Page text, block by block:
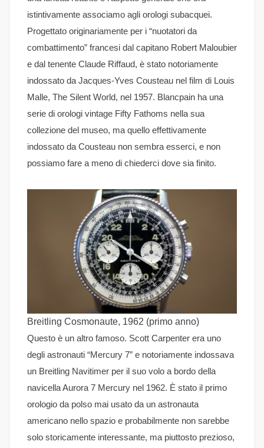
istintivamente associamo agli orologi subacquei.
Progettato originariamente per i “nuotatori da
combattimento” francesi dal capitano Robert Maloubier
e dal tenente Claude Riffaud, è stato notoriamente
indossato da Jacques-Yves Cousteau nel film di Louis
Malle, The Silent World, nel 1957. Blancpain ha una
serie di orologi vintage Fifty Fathoms nella sua
collezione del museo, ma quello effettivamente
indossato da Cousteau non sembra esserci, e non
possiamo fare a meno di chiederci dove sia finito.
Breitling Cosmonaute, 1962 (primo anno)
Questo è un altro famoso. Scott Carpenter era uno
degli astronauti “Mercury 7” e notoriamente indossava
un Breitling Navitimer per il suo volo a bordo della
navicella Aurora 7 Mercury nel 1962. È stato il primo
orologio da polso mai usato da un astronauta
americano nello spazio e probabilmente non sarebbe
solo storicamente interessante, ma piuttosto prezioso,